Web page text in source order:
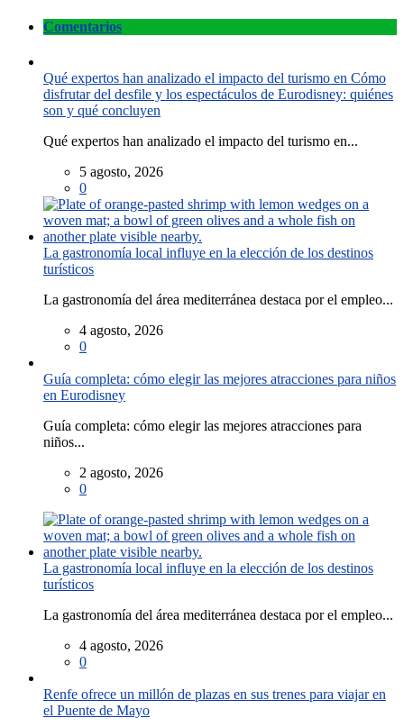
Comentarios
Qué expertos han analizado el impacto del turismo en Cómo
disfrutar del desfile y los espectáculos de Eurodisney: quiénes
son y qué concluyen
Qué expertos han analizado el impacto del turismo en...
5 agosto, 2026
0
La gastronomía local influye en la elección de los destinos
turísticos
La gastronomía del área mediterránea destaca por el empleo...
4 agosto, 2026
0
Guía completa: cómo elegir las mejores atracciones para niños
en Eurodisney
Guía completa: cómo elegir las mejores atracciones para
niños...
2 agosto, 2026
0
La gastronomía local influye en la elección de los destinos
turísticos
La gastronomía del área mediterránea destaca por el empleo...
4 agosto, 2026
0
Renfe ofrece un millón de plazas en sus trenes para viajar en
el Puente de Mayo